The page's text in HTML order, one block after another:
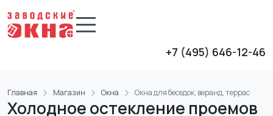
+7 (495) 646-12-46
Главная Магазин Окна Окна для беседок, веранд, террас
Холодное остекление проемов